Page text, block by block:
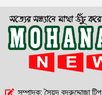
সম্পাদক: সৈয়দ বদরুদ্দোজা টিপু